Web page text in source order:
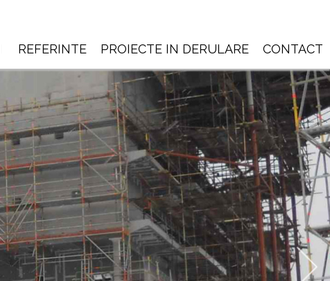
REFERINTE PROIECTE IN DERULARE CONTACT